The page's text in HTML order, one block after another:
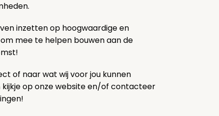
inzetten op hoogwaardige en
mee te helpen bouwen aan de
of naar wat wij voor jou kunnen
op onze website en/of contacteer